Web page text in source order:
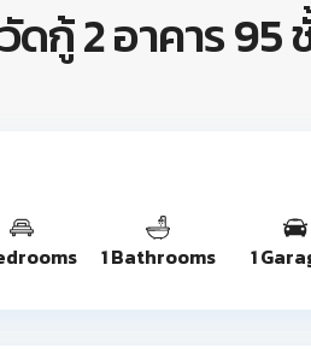
ดกู้ 2 อาคาร 95
1 Bathrooms 1